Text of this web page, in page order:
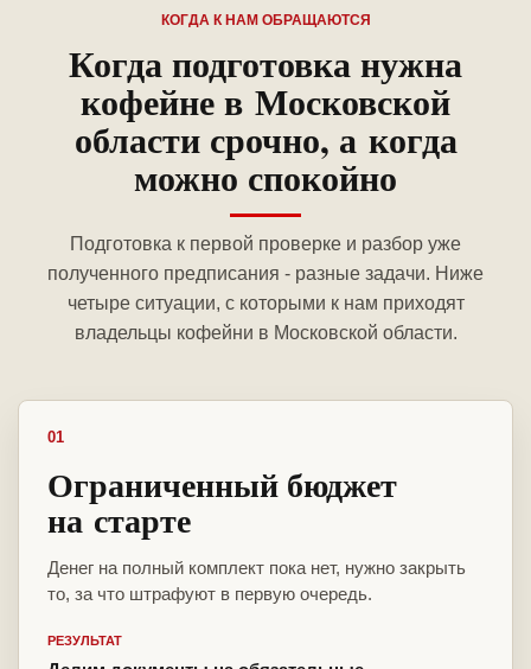
КОГДА К НАМ ОБРАЩАЮТСЯ
Когда подготовка нужна
кофейне в Московской
области срочно, а когда
можно спокойно
Подготовка к первой проверке и разбор уже
полученного предписания - разные задачи. Ниже
четыре ситуации, с которыми к нам приходят
владельцы кофейни в Московской области.
01
Ограниченный бюджет
на старте
Денег на полный комплект пока нет, нужно закрыть
то, за что штрафуют в первую очередь.
РЕЗУЛЬТАТ